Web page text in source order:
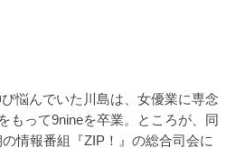
悩んでいた川島は、女優業に専念
もって9nineを卒業。ところが、同
情報番組『ZIP！』の総合司会に